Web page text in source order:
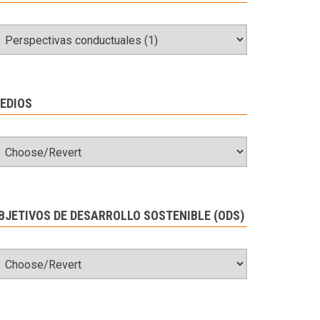
DE DESARROLLO SOSTENIBLE (ODS)